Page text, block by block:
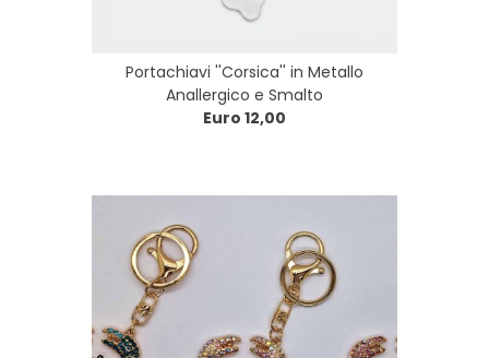
Portachiavi ''Corsica'' in Metallo
Anallergico e Smalto
Euro 12,00